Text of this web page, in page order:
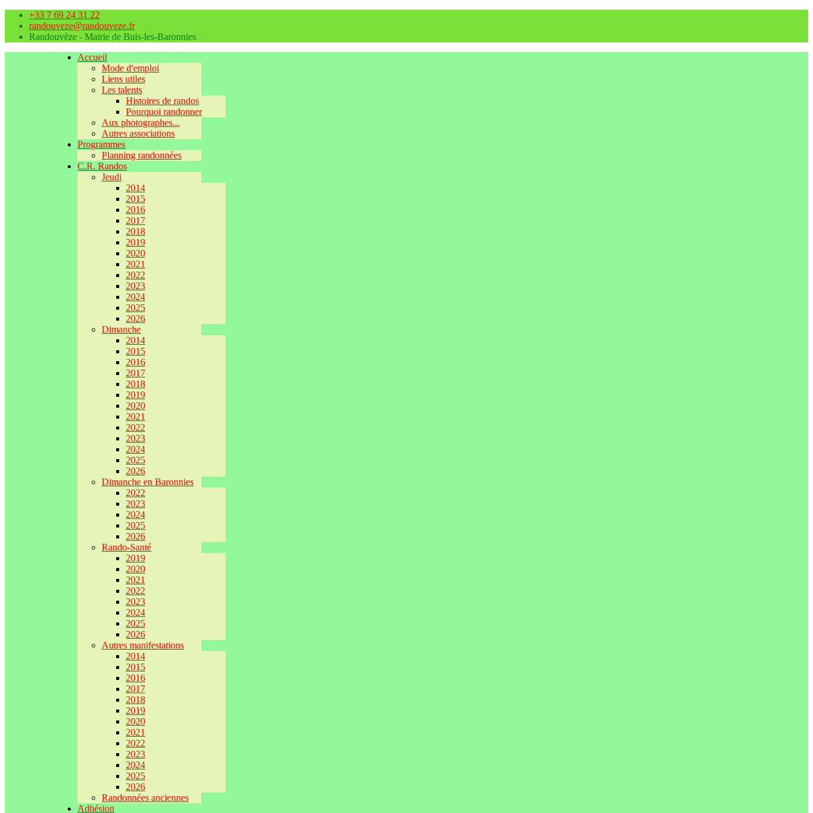
+33 7 69 24 31 22
randouveze@randouveze.fr
Randouvèze - Mairie de Buis-les-Baronnies
Accueil
Mode d'emploi
Liens utiles
Les talents
Histoires de randos
Pourquoi randonner
Aux photographes...
Autres associations
Programmes
Planning randonnées
C.R. Randos
Jeudi
2014
2015
2016
2017
2018
2019
2020
2021
2022
2023
2024
2025
2026
Dimanche
2014
2015
2016
2017
2018
2019
2020
2021
2022
2023
2024
2025
2026
Dimanche en Baronnies
2022
2023
2024
2025
2026
Rando-Santé
2019
2020
2021
2022
2023
2024
2025
2026
Autres manifestations
2014
2015
2016
2017
2018
2019
2020
2021
2022
2023
2024
2025
2026
Randonnées anciennes
Adhésion